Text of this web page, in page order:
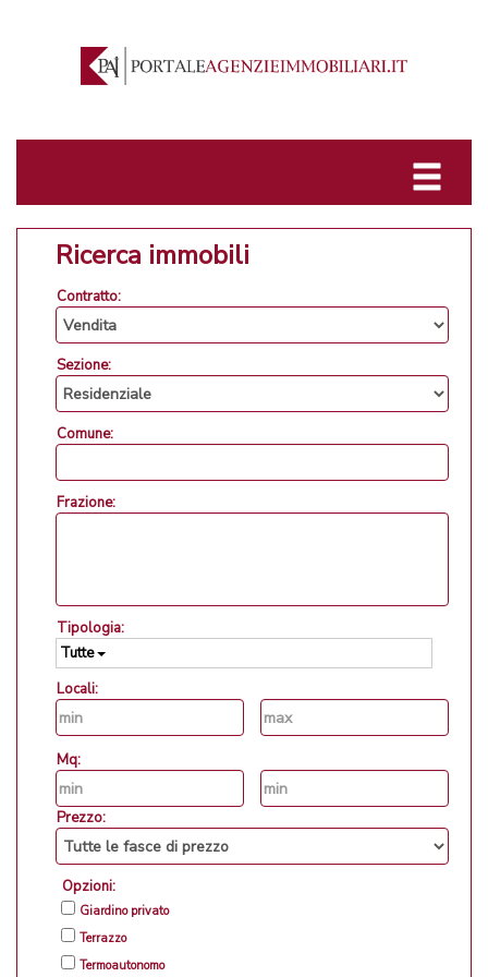
Ricerca immobili
Contratto:
Sezione:
Comune:
Frazione:
Tipologia:
Tutte
Locali:
Mq:
Prezzo:
Opzioni:
Giardino privato
Terrazzo
Termoautonomo